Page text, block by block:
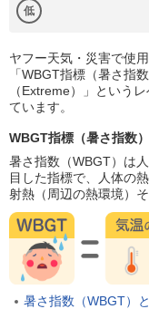
低
ヤフー天気・災害で使
「WBGT指標（暑さ指
（Extreme）」という
ています。
WBGT指標（暑さ指数
暑さ指数（WBGT）は
目した指標で、人体の
射熱（周辺の熱環境）
暑さ指数（WBGT）